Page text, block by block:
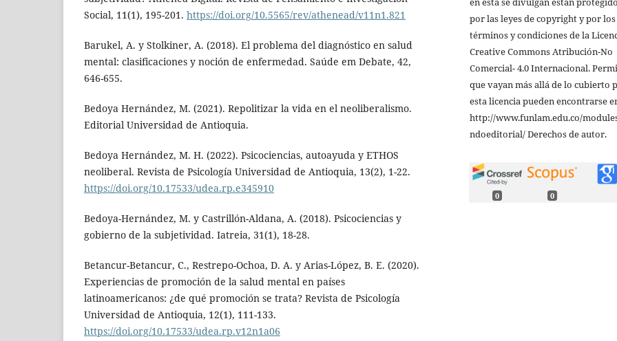
Social, 11(1), 195-201. https://doi.org/10.5565/rev/athenead/v11n1.821
Barukel, A. y Stolkiner, A. (2018). El problema del diagnóstico en salud
mental: clasificaciones y noción de enfermedad. Saúde em Debate, 42,
646-655.
Bedoya Hernández, M. (2021). Repolitizar la vida en el neoliberalismo.
Editorial Universidad de Antioquia.
Bedoya Hernández, M. H. (2022). Psicociencias, autoayuda y ETHOS
neoliberal. Revista de Psicología Universidad de Antioquia, 13(2), 1-22.
https://doi.org/10.17533/udea.rp.e345910
Bedoya-Hernández, M. y Castrillón-Aldana, A. (2018). Psicociencias y
gobierno de la subjetividad. Iatreia, 31(1), 18-28.
Betancur-Betancur, C., Restrepo-Ochoa, D. A. y Arias-López, B. E. (2020).
Experiencias de promoción de la salud mental en países
latinoamericanos: ¿de qué promoción se trata? Revista de Psicología
Universidad de Antioquia, 12(1), 111-133.
https://doi.org/10.17533/udea.rp.v12n1a06
por las leyes de copyright y por los
términos y condiciones de la
Creative Commons Atribución-No
Comercial- 4.0 Internacional.
que vayan más allá de lo cubierto
esta licencia pueden encontrarse
http://www.funlam.edu.co/
ndoeditorial/ Derechos de autor.
0 0